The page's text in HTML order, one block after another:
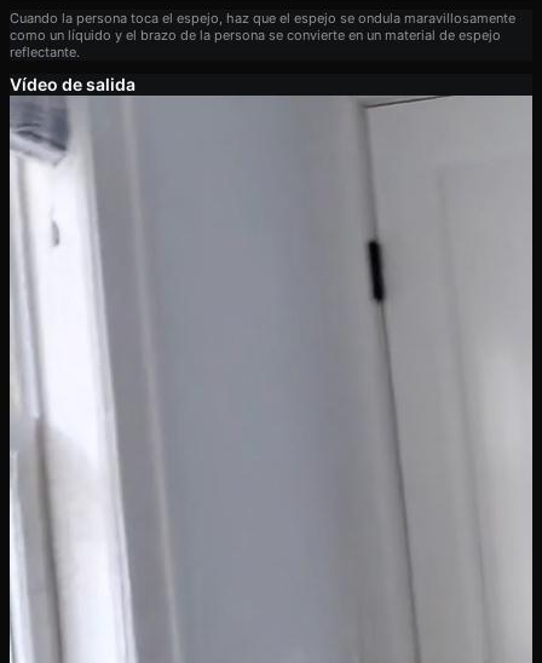
Cuando la persona toca el espejo, haz que el espejo se ondula maravillosamente
como un líquido y el brazo de la persona se convierte en un material de espejo
reflectante.
Vídeo de salida